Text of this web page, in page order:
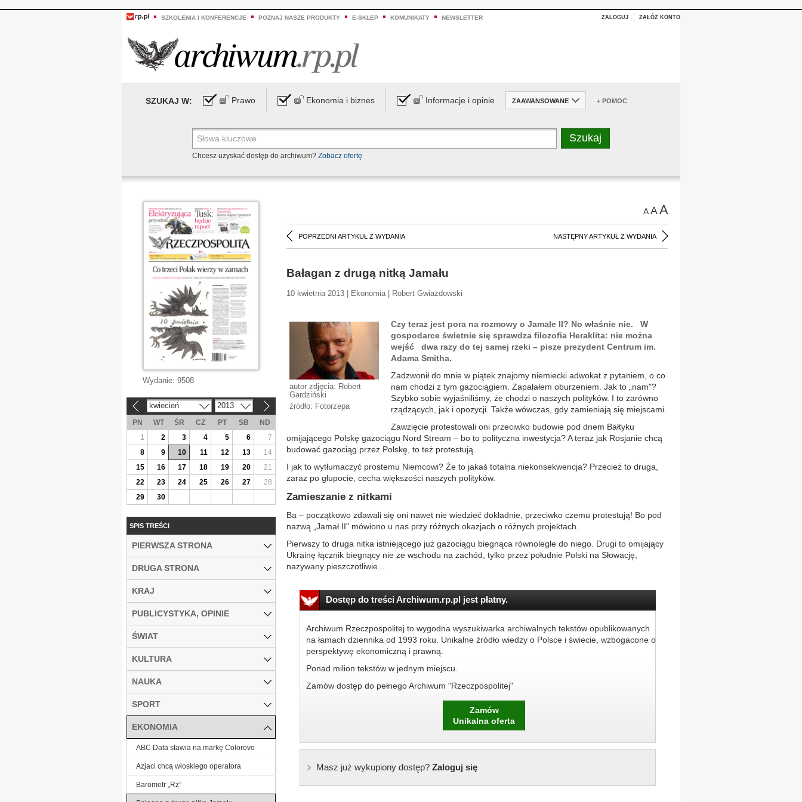
SZKOLENIA I KONFERENCJE POZNAJ NASZE PRODUKTY E-SKLEP KOMUNIKATY NEWSLETTER ZALOGUJ ZAŁÓŻ KONTO
SZUKAJ W: Prawo Ekonomia i biznes Informacje i opinie ZAAWANSOWANE + POMOC
Chcesz uzyskać dostęp do archiwum? Zobacz ofertę
AAA
POPRZEDNI ARTYKUŁ Z WYDANIA NASTĘPNY ARTYKUŁ Z WYDANIA
Bałagan z drugą nitką Jamału
10 kwietnia 2013 | Ekonomia | Robert Gwiazdowski
autor zdjęcia: Robert
Gardziński
źródło: Fotorzepa
Czy teraz jest pora na rozmowy o Jamale II? No właśnie nie. W
gospodarce świetnie się sprawdza filozofia Heraklita: nie można
wejść dwa razy do tej samej rzeki – pisze prezydent Centrum im.
Adama Smitha.
Zadzwonił do mnie w piątek znajomy niemiecki adwokat z pytaniem, o co
nam chodzi z tym gazociągiem. Zapałałem oburzeniem. Jak to „nam"?
Szybko sobie wyjaśniliśmy, że chodzi o naszych polityków. I to zarówno
rządzących, jak i opozycji. Także wówczas, gdy zamieniają się miejscami.
Zawzięcie protestowali oni przeciwko budowie pod dnem Bałtyku
omijającego Polskę gazociągu Nord Stream – bo to polityczna inwestycja? A teraz jak Rosjanie chcą
budować gazociąg przez Polskę, to też protestują.
I jak to wytłumaczyć prostemu Niemcowi? Że to jakaś totalna niekonsekwencja? Przecież to druga,
zaraz po głupocie, cecha większości naszych polityków.
Zamieszanie z nitkami
Ba – początkowo zdawali się oni nawet nie wiedzieć dokładnie, przeciwko czemu protestują! Bo pod
nazwą „Jamał II" mówiono u nas przy różnych okazjach o różnych projektach.
Pierwszy to druga nitka istniejącego już gazociągu biegnąca równolegle do niego. Drugi to omijający
Ukrainę łącznik biegnący nie ze wschodu na zachód, tylko przez południe Polski na Słowację,
nazywany pieszczotliwie...
Dostęp do treści Archiwum.rp.pl jest płatny.
Archiwum Rzeczpospolitej to wygodna wyszukiwarka archiwalnych tekstów opublikowanych
na łamach dziennika od 1993 roku. Unikalne źródło wiedzy o Polsce i świecie, wzbogacone o
perspektywę ekonomiczną i prawną.
Ponad milion tekstów w jednym miejscu.
Zamów dostęp do pełnego Archiwum "Rzeczpospolitej"
Zamów
Unikalna oferta
Masz już wykupiony dostęp?Zaloguj się
Wydanie: 9508
kwiecień 2013
PN WT ŚR CZ PT SB
ND
1
2 3 4 5 6
7
8
9 10 11 12 13
14
15
16 17 18 19 20
21
22
23 24 25 26 27
28
29
30
SPIS TREŚCI
PIERWSZA STRONA
DRUGA STRONA
KRAJ
PUBLICYSTYKA, OPINIE
ŚWIAT
KULTURA
NAUKA
SPORT
EKONOMIA
ABC Data stawia na markę Colorovo
Azjaci chcą włoskiego operatora
Barometr „Rz”